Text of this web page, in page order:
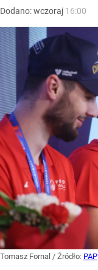
Dodano:wczoraj 16:00
Tomasz Fornal / Źródło: PAP